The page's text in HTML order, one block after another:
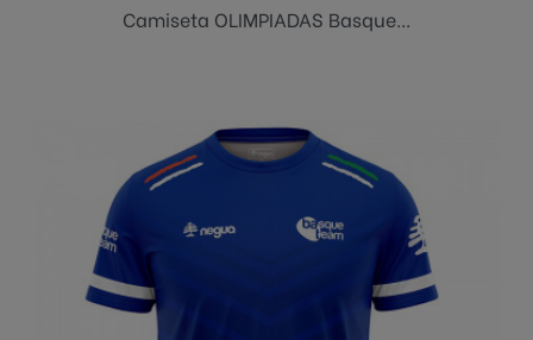
Camiseta OLIMPIADAS Basque...